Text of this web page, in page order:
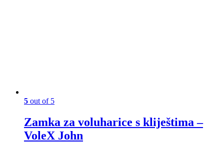
5 out of 5
Zamka za voluharice s kliještima –
VoleX John